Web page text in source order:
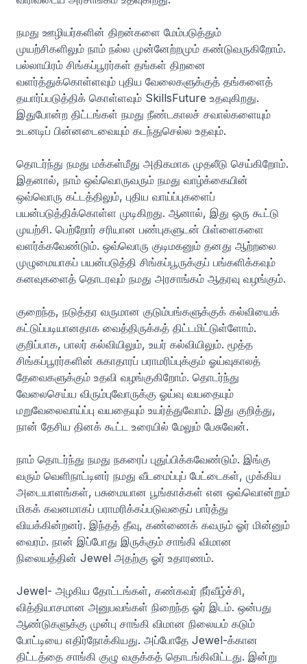
நமது ஊழியர்களின் திறன்களை மேம்படுத்தும்
முயற்சிகளிலும் நாம் நல்ல முன்னேற்றமும் கண்டுவருகிறோம்.
பல்லாயிரம் சிங்கப்பூரர்கள் தங்கள் திறனை
வளர்த்துக்கொள்ளவும் புதிய வேலைகளுக்குத் தங்களைத்
தயார்ப்படுத்திக் கொள்ளவும் SkillsFuture உதவுகிறது.
இதுபோன்ற திட்டங்கள் நமது நீண்டகாலச் சவால்களையும்
உடனடிப் பின்னடைவையும் கடந்துசெல்ல உதவும்.
தொடர்ந்து நமது மக்கள்மீது அதிகமாக முதலீடு செய்கிறோம்.
இதனால், நாம் ஒவ்வொருவரும் நமது வாழ்க்கையின்
ஒவ்வொரு கட்டத்திலும், புதிய வாய்ப்புகளைப்
பயன்படுத்திக்கொள்ள முடிகிறது. ஆனால், இது ஒரு கூட்டு
முயற்சி. பெற்றோர் சரியான பண்புகளுடன் பிள்ளைகளை
வளர்க்கவேண்டும். ஒவ்வொரு குடிமகனும் தனது ஆற்றலை
முழுமையாகப் பயன்படுத்தி சிங்கப்பூருக்குப் பங்களிக்கவும்
கனவுகளைத் தொடரவும் நமது அரசாங்கம் ஆதரவு வழங்கும்.
குறைந்த, நடுத்தர வருமான குடும்பங்களுக்குக் கல்வியைக்
கட்டுப்படியானதாக வைத்திருக்கத் திட்டமிட்டுள்ளோம்.
குறிப்பாக, பாலர் கல்வியிலும், உயர் கல்வியிலும். மூத்த
சிங்கப்பூரர்களின் சுகாதாரப் பராமரிப்புக்கும் ஓய்வுகாலத்
தேவைகளுக்கும் உதவி வழங்குகிறோம். தொடர்ந்து
வேலைசெய்ய விரும்புவோருக்கு ஓய்வு வயதையும்
மறுவேலைவாய்ப்பு வயதையும் உயர்த்துவோம். இது குறித்து,
நான் தேசிய தினக் கூட்ட உரையில் மேலும் பேசுவேன்.
நாம் தொடர்ந்து நமது நகரைப் புதுப்பிக்கவேண்டும். இங்கு
வரும் வெளிநாட்டினர் நமது வீடமைப்புப் பேட்டைகள், முக்கிய
அடையாளங்கள், பசுமையான பூங்காக்கள் என ஒவ்வொன்றும்
மிகக் கவனமாகப் பராமரிக்கப்படுவதைப் பார்த்து
வியக்கின்றனர். இந்தத் தீவு, கண்ணைக் கவரும் ஓர் மின்னும்
வைரம். நான் இப்போது இருக்கும் சாங்கி விமான
நிலையத்தின் Jewel அதற்கு ஓர் உதாரணம்.
Jewel- அழகிய தோட்டங்கள், கண்கவர் நீர்வீழ்ச்சி,
வித்தியாசமான அனுபவங்கள் நிறைந்த ஓர் இடம். ஒன்பது
ஆண்டுகளுக்கு முன்பு சாங்கி விமான நிலையம் கடும்
போட்டியை எதிர்நோக்கியது. அப்போதே Jewel-க்கான
திட்டத்தை சாங்கி குழு வகுக்கத் தொடங்கிவிட்டது. இன்று